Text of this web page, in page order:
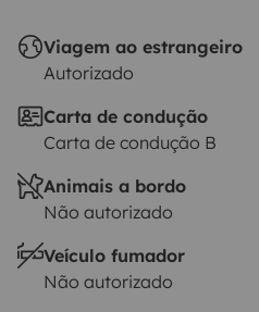
Viagem ao estrangeiro
Autorizado
Carta de condução
Carta de condução B
Animais a bordo
Não autorizado
Veículo fumador
Não autorizado